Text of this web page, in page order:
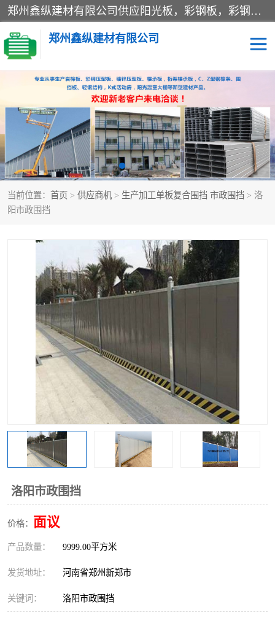
郑州鑫纵建材有限公司供应阳光板，彩钢板，彩钢钢构工程是一家集生产销售租赁安装于一体的企业，主要生产PC采光板，耐力板，仿古琉璃采光板，岩棉板、彩钢压型板、镀锌压型板、桁架楼承板，C、Z型钢檩条、围挡板、轻钢结构，阳光温室大棚等新型建材产品。公司旗下有多台移动式高空压瓦机租赁，承接全国各地业务，专业对外租赁各种型号压瓦机。
郑州鑫纵建材有限公司
当前位置： 首页 > 供应商机 > 生产加工单板复合围挡 市政围挡 > 洛
阳市政围挡
洛阳市政围挡
价格： 面议
产品数量： 9999.00平方米
发货地址： 河南省郑州新郑市
关键词： 洛阳市政围挡
高空瓦机租赁 ASA合成树脂仿古瓦
CZ型钢 FRP采光板
PC多层板 PC耐力板
建筑围挡 楼层板
钢结构配件
围挡 彩钢板
生产加工单板复合围挡 市
政围挡